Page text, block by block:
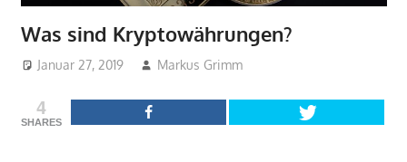
Was sind Kryptowährungen?
Januar 27, 2019 Markus Grimm
4
SHARES